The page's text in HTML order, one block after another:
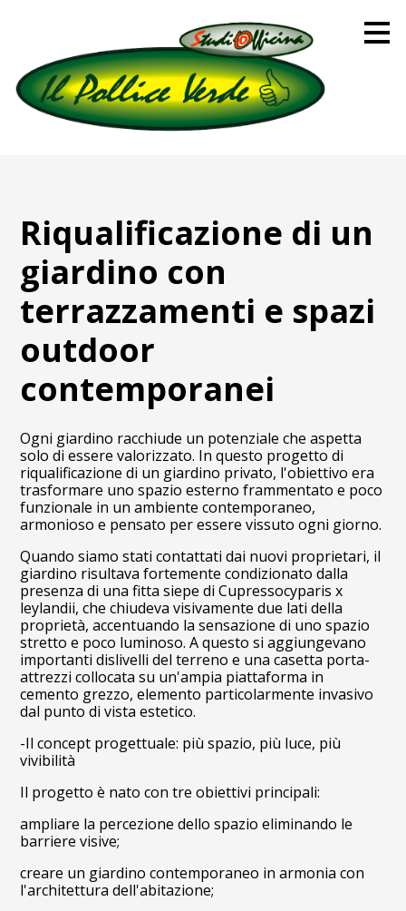
principali
Riqualificazione di un
giardino con
terrazzamenti e spazi
outdoor
contemporanei
Ogni giardino racchiude un potenziale che aspetta
solo di essere valorizzato. In questo progetto di
riqualificazione di un giardino privato, l'obiettivo era
trasformare uno spazio esterno frammentato e poco
funzionale in un ambiente contemporaneo,
armonioso e pensato per essere vissuto ogni giorno.
Quando siamo stati contattati dai nuovi proprietari, il
giardino risultava fortemente condizionato dalla
presenza di una fitta siepe di Cupressocyparis x
leylandii, che chiudeva visivamente due lati della
proprietà, accentuando la sensazione di uno spazio
stretto e poco luminoso. A questo si aggiungevano
importanti dislivelli del terreno e una casetta porta-
attrezzi collocata su un'ampia piattaforma in
cemento grezzo, elemento particolarmente invasivo
dal punto di vista estetico.
-Il concept progettuale: più spazio, più luce, più
vivibilità
Il progetto è nato con tre obiettivi principali:
ampliare la percezione dello spazio eliminando le
barriere visive;
creare un giardino contemporaneo in armonia con
l'architettura dell'abitazione;